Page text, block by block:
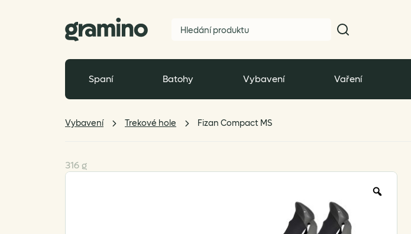
Spaní Batohy Vybavení Vaření
Vybavení Trekové hole Fizan Compact MS
316 g